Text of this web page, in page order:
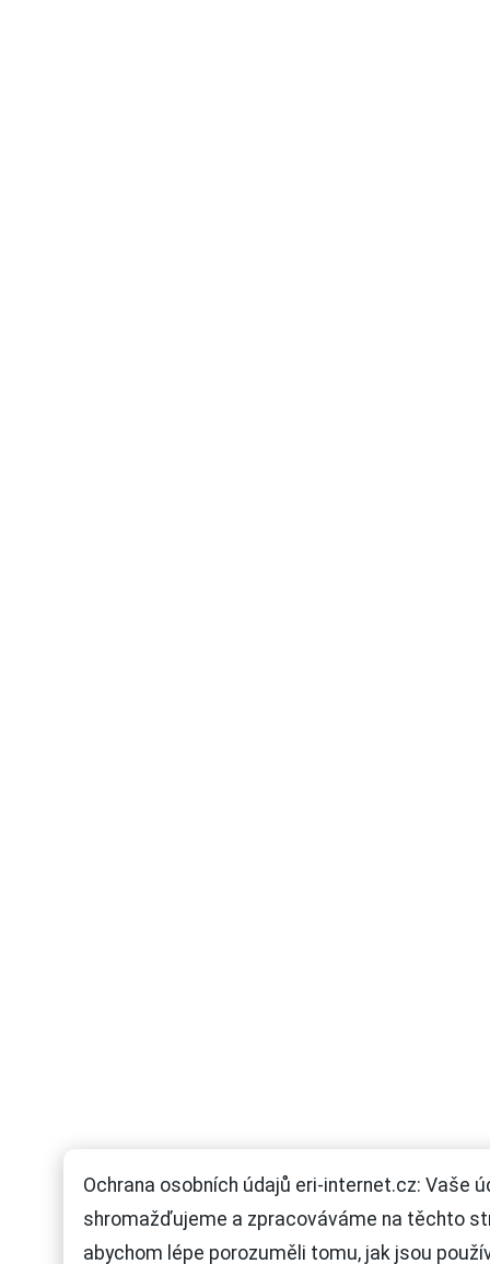
Ochrana osobních údajů eri-internet.cz: Vaše
shromažďujeme a zpracováváme na těchto
abychom lépe porozuměli tomu, jak jsou